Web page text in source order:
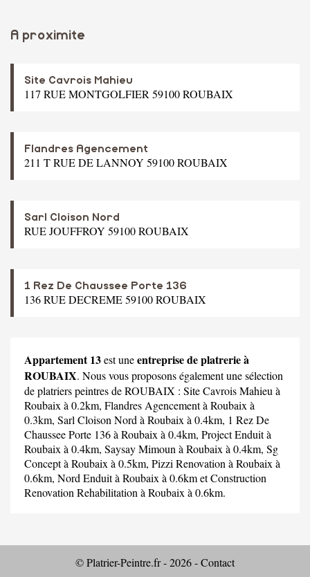
A proximite
Site Cavrois Mahieu
117 RUE MONTGOLFIER 59100 ROUBAIX
Flandres Agencement
211 T RUE DE LANNOY 59100 ROUBAIX
Sarl Cloison Nord
RUE JOUFFROY 59100 ROUBAIX
1 Rez De Chaussee Porte 136
136 RUE DECREME 59100 ROUBAIX
Appartement 13est uneentreprise de platrerie à
ROUBAIX. Nous vous proposons également une sélection
de platriers peintres de ROUBAIX : Site Cavrois Mahieu à
Roubaix à 0.2km, Flandres Agencementà Roubaix à
0.3km, Sarl Cloison Nord à Roubaix à 0.4km, 1 Rez De
Chaussee Porte 136à Roubaix à 0.4km, Project Enduità
Roubaix à 0.4km, Saysay Mimoun à Roubaix à 0.4km, Sg
Conceptà Roubaix à 0.5km, Pizzi Renovation à Roubaix à
0.6km, Nord Enduità Roubaix à 0.6km etConstruction
Renovation Rehabilitation à Roubaix à 0.6km.
© Platrier-Peintre.fr - 2026 -Contact